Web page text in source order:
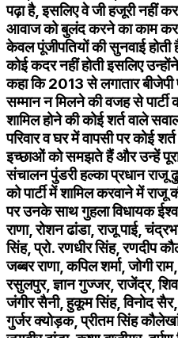
पढ़ा है, इसलिए वे जी हजूरी नहीं
आवाज को बुलंद करने का काम
केवल पूंजीपतियों की सुनवाई
कोई कदर नहीं होती इसलिए
कहा कि 2013 से लगातार बीजेपी
सम्मान न मिलने की वजह से
शामिल होने की कोई शर्त वाले
परिवार व घर में वापसी पर कोई
इच्छाओं को समझते हैं और उन्हें
संचालन पुंडरी हल्का प्रधान
को पार्टी में शामिल करवाने में
पर उनके साथ गुहला विधायक
राणा, रोशन ढांडा, राजू पाई,
सिंह, प्रो. रणधीर सिंह, रणदीप
जब्बर राणा, कपिल शर्मा, जोगी
रसुलपुर, ज्ञान गुज्जर, राजेंद्र,
जंगीर सैनी, हुकूम सिंह, विनोद सैर,
गुर्जर क्योड़क, प्रीतम सिंह